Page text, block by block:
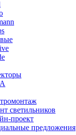
светильников
проект
предложения